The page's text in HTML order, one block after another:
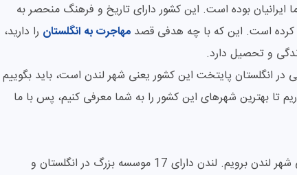
ایرانیان بوده است. این کشور دارای تاریخ و فرهنگ منحصر به
کرده است. این که با چه هدفی قصدمهاجرت به انگلستان را دارید،
و تحصیل دارد.
در انگلستان پایتخت این کشور یعنی شهر لندن است، باید بگوییم
بهترین شهرهای این کشور را به شما معرفی کنیم، پس با ما
در ابتدا بهتر است که به سراغ پایتخت کشور یعنی شهر لندن برویم. لندن دارای 17 موسسه بزرگ در انگلستان و